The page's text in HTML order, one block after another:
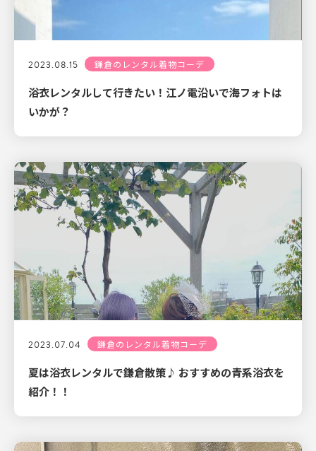
2023.08.15 鎌倉のレンタル着物コーデ
浴衣レンタルして行きたい！江ノ電沿いで海フォトは
いかが？
2023.07.04 鎌倉のレンタル着物コーデ
夏は浴衣レンタルで鎌倉散策♪ おすすめの青系浴衣を
紹介！！